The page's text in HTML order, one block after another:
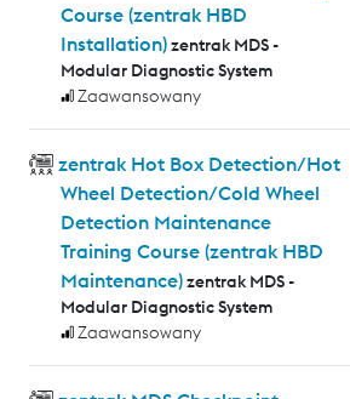
Course (zentrak HBD
Installation)zentrak MDS -
Modular Diagnostic System
Zaawansowany
zentrak Hot Box Detection/Hot
Wheel Detection/Cold Wheel
Detection Maintenance
Training Course (zentrak HBD
Maintenance)zentrak MDS -
Modular Diagnostic System
Zaawansowany